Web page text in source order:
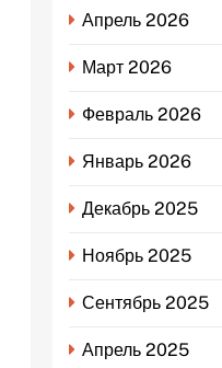
Апрель 2026
Март 2026
Февраль 2026
Январь 2026
Декабрь 2025
Ноябрь 2025
Сентябрь 2025
Апрель 2025